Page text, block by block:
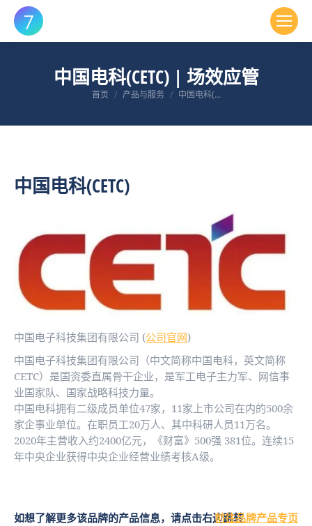
中国电科(CETC) | 场效应管
您在这里：
首页 产品与服务 中国电科(…
中国电科(CETC)
中国电子科技集团有限公司 (公司官网)
中国电子科技集团有限公司（中文简称中国电科，英文简称
CETC）是国资委直属骨干企业，是军工电子主力军、网信事
业国家队、国家战略科技力量。
中国电科拥有二级成员单位47家，11家上市公司在内的500余
家企事业单位。在职员工20万人、其中科研人员11万名。
2020年主营收入约2400亿元，《财富》500强 381位。连续15
年中央企业获得中央企业经营业绩考核A级。
如想了解更多该品牌的产品信息，请点击右边跳转前往品牌产品专页